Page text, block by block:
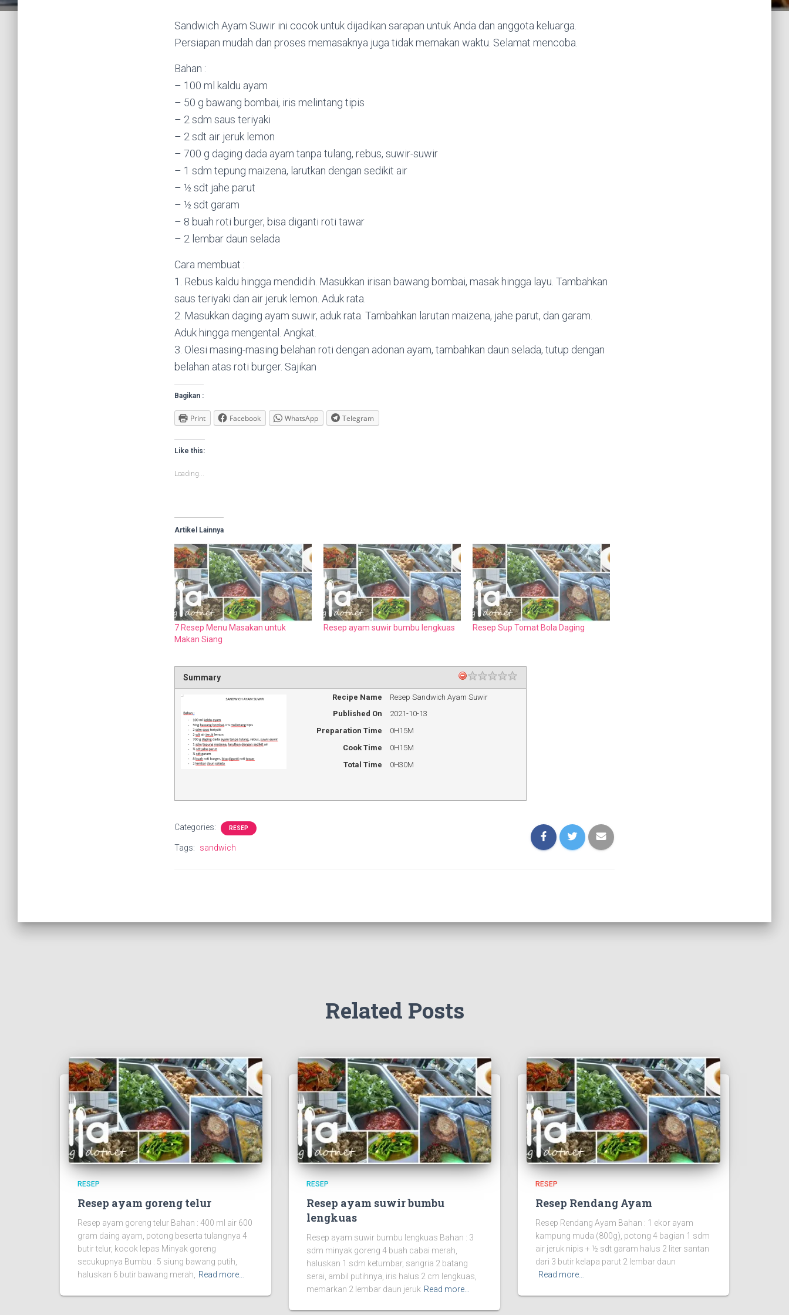
Sandwich Ayam Suwir ini cocok untuk dijadikan sarapan untuk Anda dan anggota keluarga.
Persiapan mudah dan proses memasaknya juga tidak memakan waktu. Selamat mencoba.
Bahan :
– 100 ml kaldu ayam
– 50 g bawang bombai, iris melintang tipis
– 2 sdm saus teriyaki
– 2 sdt air jeruk lemon
– 700 g daging dada ayam tanpa tulang, rebus, suwir-suwir
– 1 sdm tepung maizena, larutkan dengan sedikit air
– ½ sdt jahe parut
– ½ sdt garam
– 8 buah roti burger, bisa diganti roti tawar
– 2 lembar daun selada
Cara membuat :
1. Rebus kaldu hingga mendidih. Masukkan irisan bawang bombai, masak hingga layu. Tambahkan
saus teriyaki dan air jeruk lemon. Aduk rata.
2. Masukkan daging ayam suwir, aduk rata. Tambahkan larutan maizena, jahe parut, dan garam.
Aduk hingga mengental. Angkat.
3. Olesi masing-masing belahan roti dengan adonan ayam, tambahkan daun selada, tutup dengan
belahan atas roti burger. Sajikan
Bagikan :
Print Facebook WhatsApp Telegram
Like this:
Loading...
Artikel Lainnya
7 Resep Menu Masakan untuk
Makan Siang
Resep ayam suwir bumbu lengkuas Resep Sup Tomat Bola Daging
Summary
Recipe Name
Resep Sandwich Ayam Suwir
Published On
2021-10-13
Preparation Time
0H15M
Cook Time
0H15M
Total Time
0H30M
Categories: RESEP
Tags: sandwich
Related Posts
RESEP
Resep ayam goreng telur
Resep ayam goreng telur Bahan : 400 ml air 600
gram daing ayam, potong beserta tulangnya 4
butir telur, kocok lepas Minyak goreng
secukupnya Bumbu : 5 siung bawang putih,
haluskan 6 butir bawang merah,
Read more…
RESEP
Resep ayam suwir bumbu
lengkuas
Resep ayam suwir bumbu lengkuas Bahan : 3
sdm minyak goreng 4 buah cabai merah,
haluskan 1 sdm ketumbar, sangria 2 batang
serai, ambil putihnya, iris halus 2 cm lengkuas,
memarkan 2 lembar daun jeruk Read more…
RESEP
Resep Rendang Ayam
Resep Rendang Ayam Bahan : 1 ekor ayam
kampung muda (800g), potong 4 bagian 1 sdm
air jeruk nipis + ½ sdt garam halus 2 liter santan
dari 3 butir kelapa parut 2 lembar daun
Read more…